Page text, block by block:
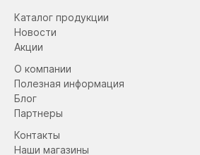
Каталог продукции
Новости
Акции
О компании
Полезная информация
Блог
Партнеры
Контакты
Наши магазины